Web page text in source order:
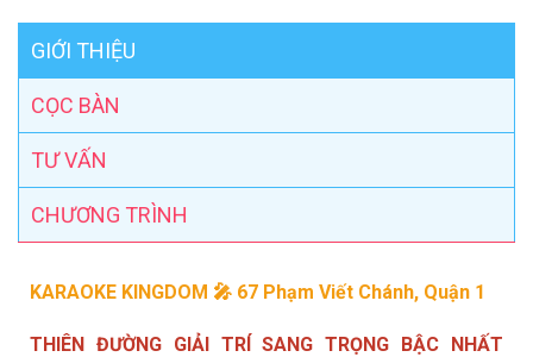
GIỚI THIỆU
CỌC BÀN
TƯ VẤN
CHƯƠNG TRÌNH
KARAOKE KINGDOM 🎤 67 Phạm Viết Chánh, Quận 1
THIÊN ĐƯỜNG GIẢI TRÍ SANG TRỌNG BẬC NHẤT